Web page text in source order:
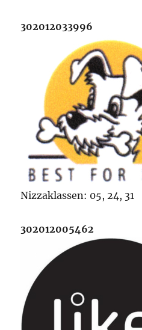
302012033996
Nizzaklassen: 05, 24, 31
302012005462